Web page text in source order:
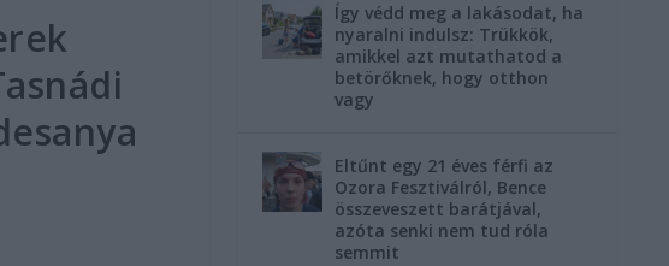
Így védd meg a lakásodat, ha
nyaralni indulsz: Trükkök,
amikkel azt mutathatod a
betörőknek, hogy otthon
vagy
Eltűnt egy 21 éves férfi az
Ozora Fesztiválról, Bence
összeveszett barátjával,
azóta senki nem tud róla
semmit